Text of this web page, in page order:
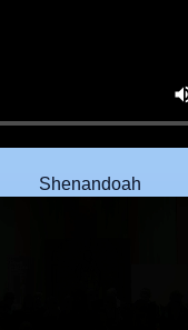
Shenandoah